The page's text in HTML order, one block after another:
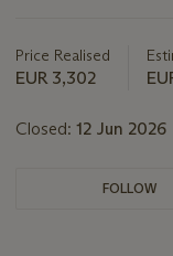
Price Realised
EUR 3,302
Closed: 12 Jun 2026
FOLLOW